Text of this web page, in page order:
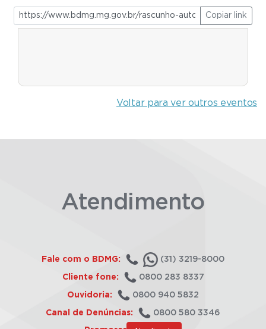
Copiar link
Voltar para ver outros eventos
Atendimento
Fale com o BDMG: (31) 3219-8000
Cliente fone: 0800 283 8337
Ouvidoria: 0800 940 5832
Canal de Denúncias: 0800 580 3346